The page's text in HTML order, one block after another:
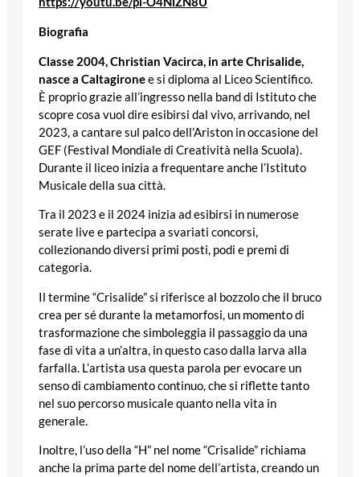
Biografia
Classe 2004, Christian Vacirca, in arte Chrisalide,
nasce a Caltagironee si diploma al Liceo Scientifico.
È proprio grazie all’ingresso nella band di Istituto che
scopre cosa vuol dire esibirsi dal vivo, arrivando, nel
2023, a cantare sul palco dell’Ariston in occasione del
GEF (Festival Mondiale di Creatività nella Scuola).
Durante il liceo inizia a frequentare anche l’Istituto
Musicale della sua città.
Tra il 2023 e il 2024 inizia ad esibirsi in numerose
serate live e partecipa a svariati concorsi,
collezionando diversi primi posti, podi e premi di
categoria.
Il termine “Crisalide” si riferisce al bozzolo che il bruco
crea per sé durante la metamorfosi, un momento di
trasformazione che simboleggia il passaggio da una
fase di vita a un’altra, in questo caso dalla larva alla
farfalla. L’artista usa questa parola per evocare un
senso di cambiamento continuo, che si riflette tanto
nel suo percorso musicale quanto nella vita in
generale.
Inoltre, l’uso della “H” nel nome “Crisalide” richiama
anche la prima parte del nome dell’artista, creando un